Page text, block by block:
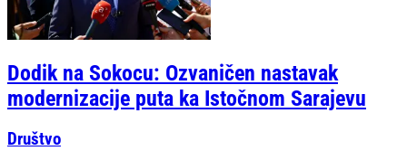
Dodik na Sokocu: Ozvaničen nastavak
modernizacije puta ka Istočnom Sarajevu
Društvo